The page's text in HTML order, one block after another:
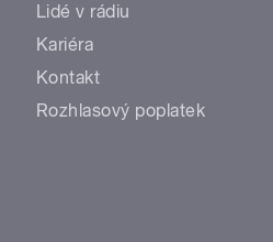
Lidé v rádiu
Kariéra
Kontakt
Rozhlasový poplatek